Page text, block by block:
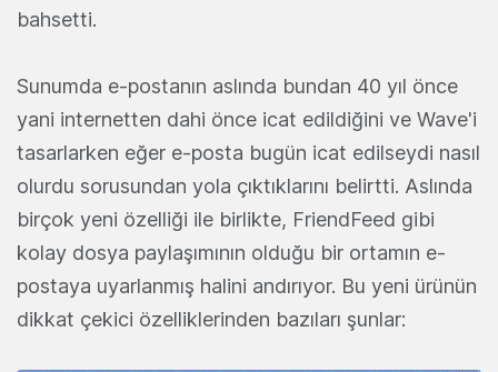
bahsetti.
Sunumda e-postanın aslında bundan 40 yıl önce
yani internetten dahi önce icat edildiğini ve Wave'i
tasarlarken eğer e-posta bugün icat edilseydi nasıl
olurdu sorusundan yola çıktıklarını belirtti. Aslında
birçok yeni özelliği ile birlikte, FriendFeed gibi
kolay dosya paylaşımının olduğu bir ortamın e-
postaya uyarlanmış halini andırıyor. Bu yeni ürünün
dikkat çekici özelliklerinden bazıları şunlar: